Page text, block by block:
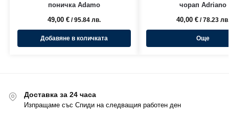
поничка Adamo
49,00 € / 95.84 лв.
Добавяне в количката
чорап Adriano
40,00 € / 78.23 лв.
Още
Доставка за 24 часа
Изпращаме със Спиди на следващия работен ден